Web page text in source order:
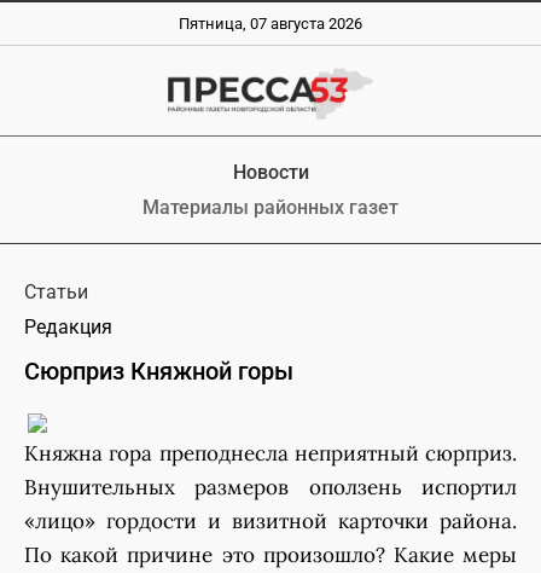
Пятница, 07 августа 2026
Новости
Материалы районных газет
Статьи
Редакция
Сюрприз Княжной горы
Княжна гора преподнесла неприятный сюрприз.
Внушительных размеров оползень испортил
«лицо» гордости и визитной карточки района.
По какой причине это произошло? Какие меры